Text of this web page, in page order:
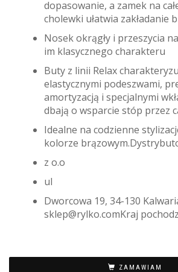
dopasowanie, a zamek na
cholewki ułatwia zakładanie
Nosek okrągły i przeszycia
im klasycznego charakteru
Buty z linii Relax
elastycznymi podeszwami,
amortyzacją i specjalnymi
dbają o wsparcie stóp przez
Idealne na codzienne
kolorze
z o.o
ul
Dworcowa 19, 34-130
sklep@rylko.comKraj
ZAMAWIAM